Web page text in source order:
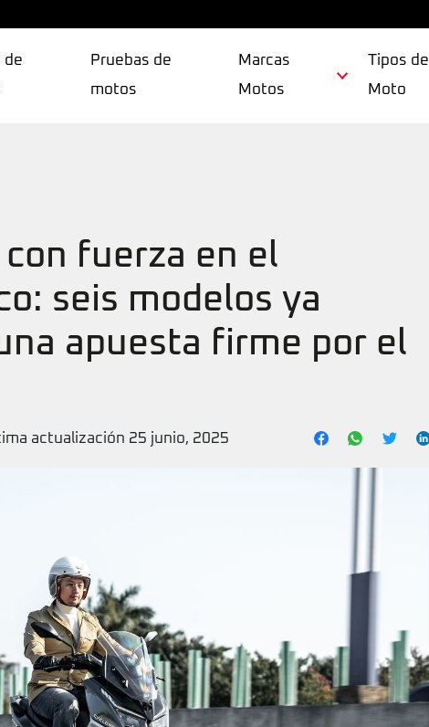
de
Pruebas de
motos
Marcas
Motos
Tipos de
Moto
fuerza en el
seis modelos ya
apuesta firme por el
actualización 25 junio, 2025